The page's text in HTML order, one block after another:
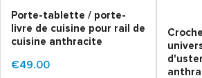
Porte-tablette / porte-
livre de cuisine pour rail de
cuisine anthracite
€49.00